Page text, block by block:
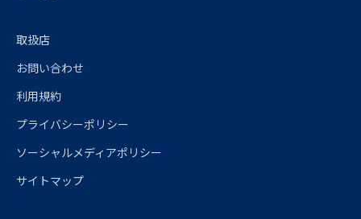
取扱店
お問い合わせ
利用規約
プライバシーポリシー
ソーシャルメディアポリシー
サイトマップ